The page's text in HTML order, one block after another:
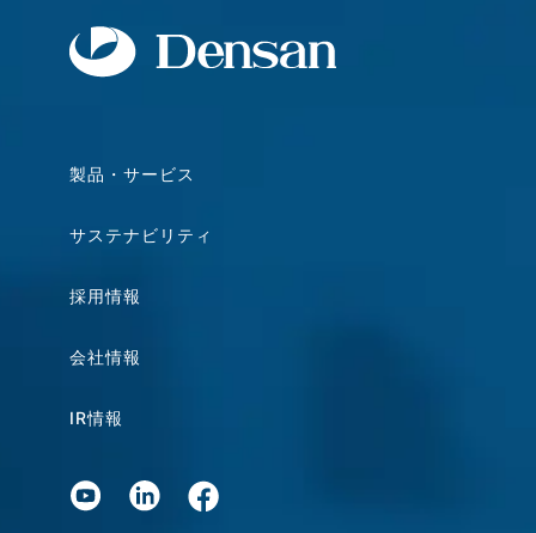
製品・サービス
サステナビリティ
採用情報
会社情報
IR情報